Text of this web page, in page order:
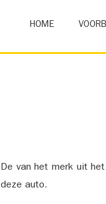
HOME
De van het merk uit
deze auto.